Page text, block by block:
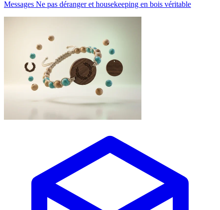
Messages Ne pas déranger et housekeeping en bois véritable